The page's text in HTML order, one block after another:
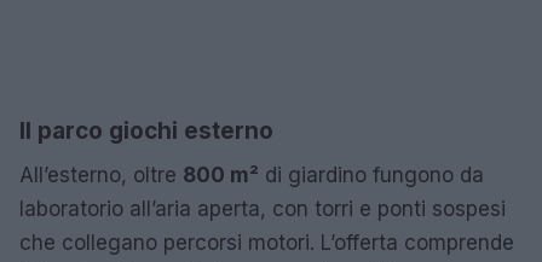
Il parco giochi esterno
All’esterno, oltre 800 m² di giardino fungono da
laboratorio all’aria aperta, con torri e ponti sospesi
che collegano percorsi motori. L’offerta comprende